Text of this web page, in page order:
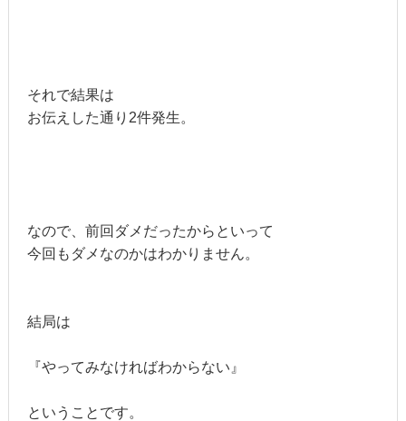
それで結果は
お伝えした通り2件発生。
なので、前回ダメだったからといって
今回もダメなのかはわかりません。
結局は
『やってみなければわからない』
ということです。